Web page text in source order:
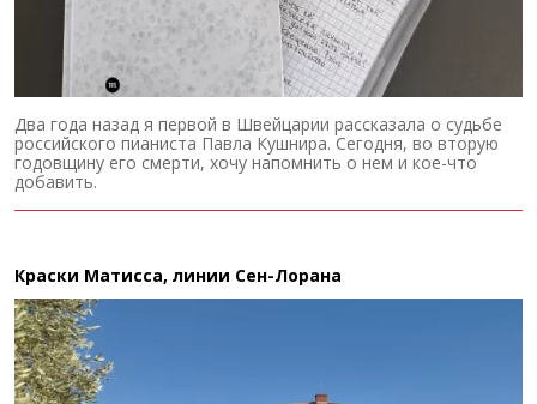
Два года назад я первой в Швейцарии рассказала о судьбе
российского пианиста Павла Кушнира. Сегодня, во вторую
годовщину его смерти, хочу напомнить о нем и кое-что
добавить.
Краски Матисса, линии Сен-Лорана